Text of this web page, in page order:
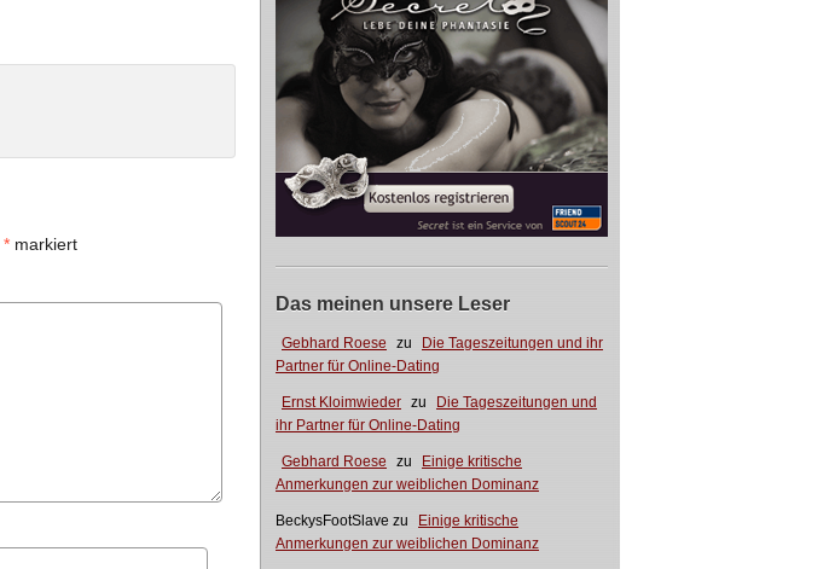
Das meinen unsere Leser
Gebhard Roese zu
Die Tageszeitungen und ihr
Partner für Online-Dating
Ernst Kloimwieder zu
Die Tageszeitungen und
ihr Partner für Online-Dating
Gebhard Roese zu
Einige kritische
Anmerkungen zur weiblichen Dominanz
BeckysFootSlave zu
Einige kritische
Anmerkungen zur weiblichen Dominanz
* markiert